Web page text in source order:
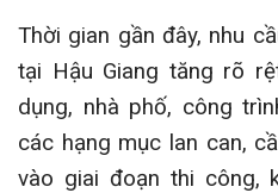
Thời gian gần đây, nhu
tại Hậu Giang tăng rõ
dụng, nhà phố, công
các hạng mục lan can,
vào giai đoạn thi công,